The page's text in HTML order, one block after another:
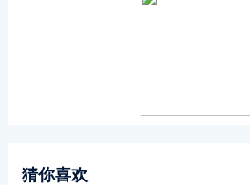
猜你喜欢